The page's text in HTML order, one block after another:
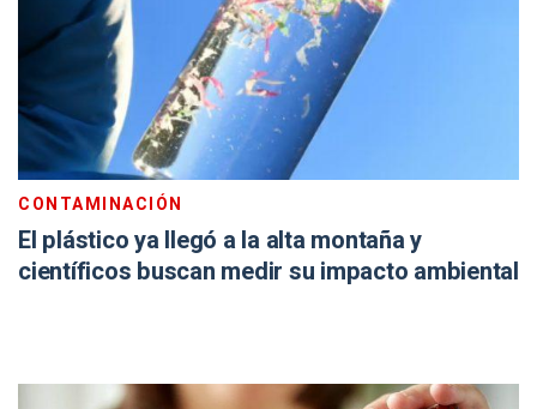
CONTAMINACIÓN
El plástico ya llegó a la alta montaña y
científicos buscan medir su impacto ambiental